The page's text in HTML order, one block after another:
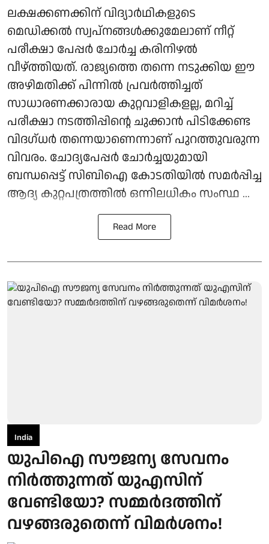
ലക്ഷക്കണക്കിന് വിദ്യാർഥികളുടെ
മെഡിക്കൽ സ്വപ്നങ്ങൾക്കുമേലാണ് നീറ്റ്
പരീക്ഷാ പേപ്പർ ചോർച്ച കരിനിഴൽ
വീഴ്ത്തിയത്. രാജ്യത്തെ തന്നെ നടുക്കിയ ഈ
അഴിമതിക്ക് പിന്നിൽ പ്രവർത്തിച്ചത്
സാധാരണക്കാരായ കുറ്റവാളികളല്ല, മറിച്ച്
പരീക്ഷാ നടത്തിപ്പിന്റെ ചുക്കാൻ പിടിക്കേണ്ട
വിദഗ്ധർ തന്നെയാണെന്നാണ് പുറത്തുവരുന്ന
വിവരം. ചോദ്യപേപ്പർ ചോർച്ചയുമായി
ബന്ധപ്പെട്ട് സിബിഐ കോടതിയിൽ സമർപ്പിച്ച
ആദ്യ കുറ്റപത്രത്തിൽ ഒന്നിലധികം സംസ്ഥ ...
Read More
India
യുപിഐ സൗജന്യ സേവനം
നിർത്തുന്നത് യുഎസിന്
വേണ്ടിയോ? സമ്മർദത്തിന്
വഴങ്ങരുതെന്ന് വിമർശനം!